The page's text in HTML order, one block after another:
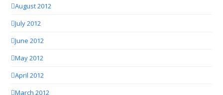
August 2012
July 2012
June 2012
May 2012
April 2012
March 2012